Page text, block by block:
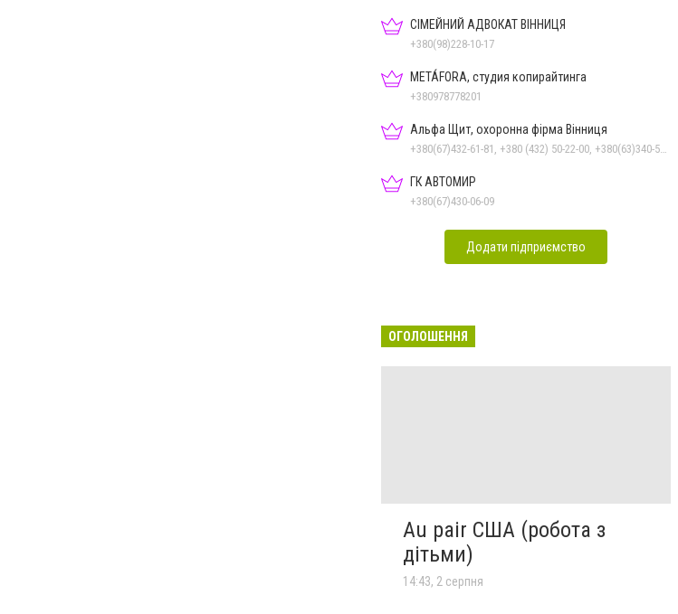
СІМЕЙНИЙ АДВОКАТ ВІННИЦЯ
+380(98)228-10-17
METÁFORA, студия копирайтинга
+380978778201
Альфа Щит, охоронна фірма Вінниця
+380(67)432-61-81, +380 (432) 50-22-00, +380(63)340-58-58
ГК АВТОМИР
+380(67)430-06-09
Додати підприємство
ОГОЛОШЕННЯ
Au pair США (робота з
дітьми)
14:43, 2 серпня